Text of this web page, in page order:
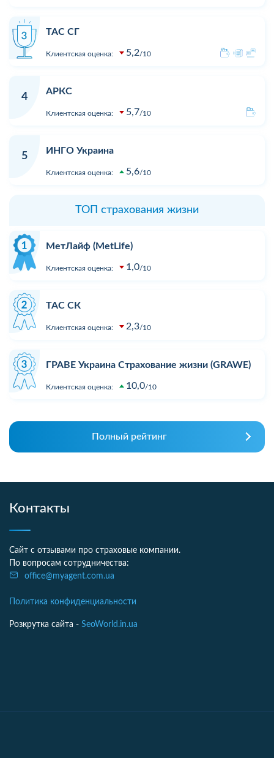
ТАС СГ
Клиентская оценка: 5,2 10
4
АРКС
Клиентская оценка: 5,7 10
5
ИНГО Украина
Клиентская оценка: 5,6 10
ТОП страхования жизни
МетЛайф (MetLife)
Клиентская оценка: 1,0 10
ТАС СК
Клиентская оценка: 2,3 10
ГРАВЕ Украина Страхование жизни (GRAWE)
Клиентская оценка: 10,0 10
Полный рейтинг
Контакты
Сайт с отзывами про страховые компании.
По вопросам сотрудничества:
office@myagent.com.ua
Политика конфиденциальности
Розкрутка сайта - SeoWorld.in.ua